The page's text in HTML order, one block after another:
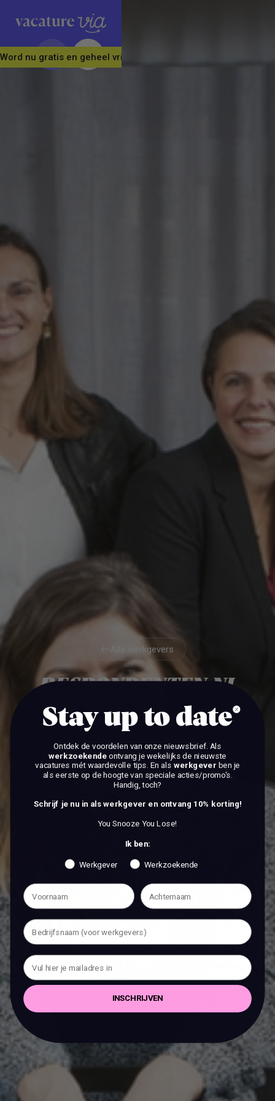
Word nu gratis en geheel vrijblijvend lid van ons Vacature Via
Alle werkgevers
Alle werkgevers
RESPONDENTEN.NL
BEKIJK DE VACATURES
BEKIJK DE VACATURES
Stay up to date
Ontdek de voordelen van onze nieuwsbrief. Als
werkzoekendeontvang je wekelijks de nieuwste
vacatures mét waardevolle tips. En als werkgever ben je
als eerste op de hoogte van speciale acties/promo's.
Handig, toch?
Schrijf je nu in als werkgever en ontvang 10% korting!
You Snooze You Lose!
Ik ben:
Werkgever Werkzoekende
INSCHRIJVEN